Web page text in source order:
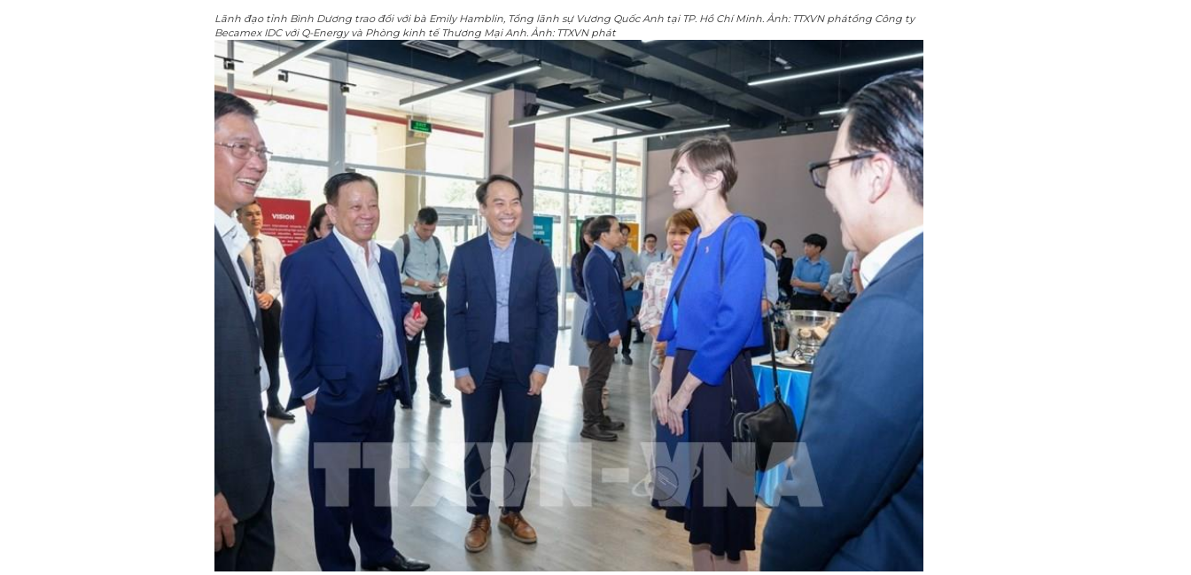
Lãnh đạo tỉnh Bình Dương trao đổi với bà Emily Hamblin, Tổng lãnh sự Vương Quốc Anh tại TP. Hồ Chí Minh. Ảnh: TTXVN phátổng Công ty
Becamex IDC với Q-Energy và Phòng kinh tế Thương Mại Anh. Ảnh: TTXVN phát